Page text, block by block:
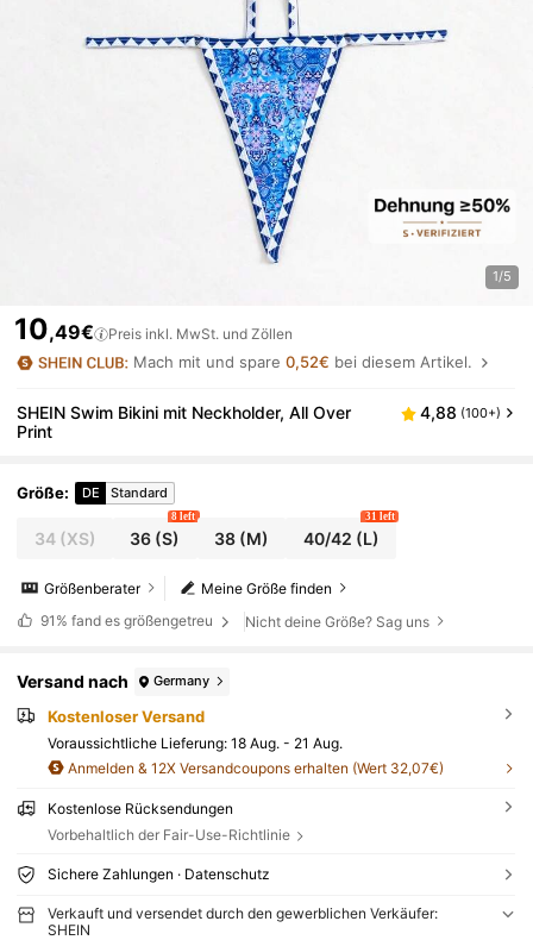
1/5
10,49€ Preis inkl. MwSt. und Zöllen
Mach mit und spare0,52€ bei diesem Artikel.
SHEIN Swim Bikini mit Neckholder, All Over
Print
4,88 (100+)
Größe: DE Standard
34(XS) 36 (S)
8 left
38(M) 40/42 (L)
31 left
Meine Größe finden
Größenberater
91% fand es größengetreu Nicht deine Größe? Sag uns
Versand nach Germany
Kostenloser Versand
Voraussichtliche Lieferung: 18 Aug. - 21 Aug.
Anmelden & 12X Versandcoupons erhalten (Wert 32,07€)
Kostenlose Rücksendungen
Vorbehaltlich der Fair-Use-Richtlinie
Sichere Zahlungen · Datenschutz
Verkauft und versendet durch den gewerblichen Verkäufer:
SHEIN